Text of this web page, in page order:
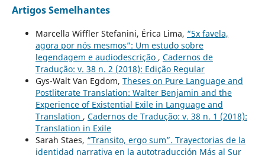
Artigos Semelhantes
Marcella Wiffler Stefanini, Érica Lima, “5x favela,
agora por nós mesmos”: Um estudo sobre
legendagem e audiodescrição , Cadernos de
Tradução: v. 38 n. 2 (2018): Edição Regular
Gys-Walt Van Egdom, Theses on Pure Language and
Postliterate Translation: Walter Benjamin and the
Experience of Existential Exile in Language and
Translation , Cadernos de Tradução: v. 38 n. 1 (2018):
Translation in Exile
Sarah Staes, “Transito, ergo sum”. Trayectorias de la
identidad narrativa en la autotraducción Más al Sur